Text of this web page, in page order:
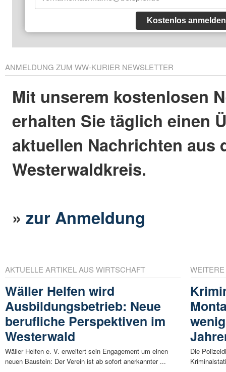
Kostenlos anmelden
ANMELDUNG ZUM WW-KURIER NEWSLETTER
Mit unserem kostenlosen
erhalten Sie täglich einen
aktuellen Nachrichten aus
Westerwaldkreis.
»zur Anmeldung
AKTUELLE ARTIKEL AUS WIRTSCHAFT
Wäller Helfen wird
Ausbildungsbetrieb: Neue
berufliche Perspektiven im
Westerwald
Wäller Helfen e. V. erweitert sein Engagement um einen
neuen Baustein: Der Verein ist ab sofort anerkannter ...
Die